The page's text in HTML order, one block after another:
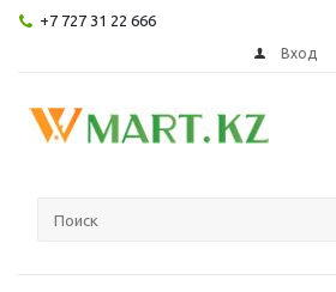
+7 727 31 22 666
Вход